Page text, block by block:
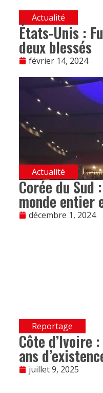
Actualité
États-Unis :
deux blessés
février 14, 2024
Actualité
Corée du Sud
monde entier
décembre 1, 2024
Reportage
Côte d’Ivoire
ans
juillet 9, 2025